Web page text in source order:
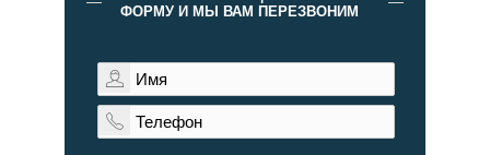
ФОРМУ И МЫ ВАМ ПЕРЕЗВОНИМ